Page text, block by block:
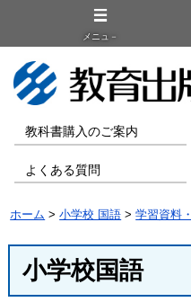
メニュ－
教科書購入のご案内
よくある質問
ホーム >小学校 国語 >学習資料
小学校国語